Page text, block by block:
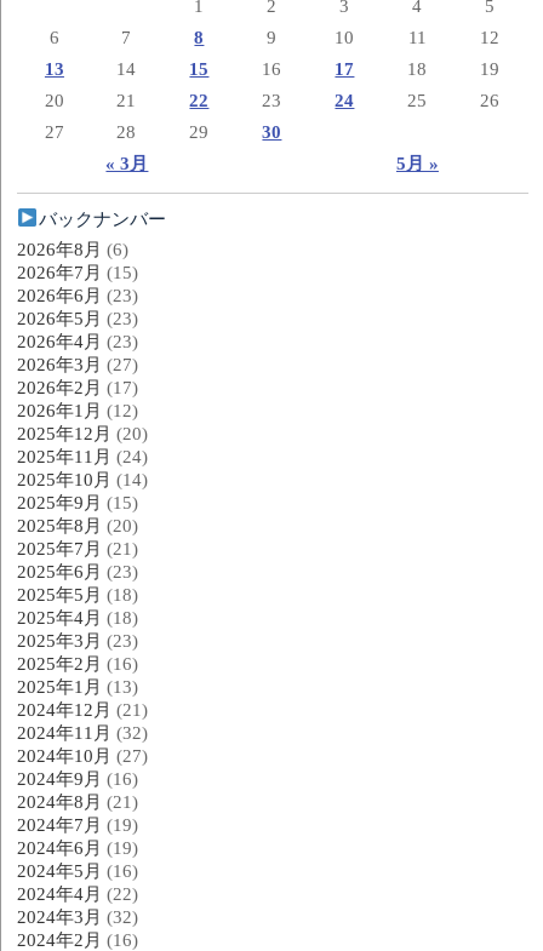
« 3月 5月 »
1 2 3 4
5
6
7 8 9 10 11
12
13
14 15 16 17 18
19
20
21 22 23 24 25
26
27
28 29 30
バックナンバー
2026年8月 (6)
2026年7月 (15)
2026年6月 (23)
2026年5月 (23)
2026年4月 (23)
2026年3月 (27)
2026年2月 (17)
2026年1月 (12)
2025年12月 (20)
2025年11月 (24)
2025年10月 (14)
2025年9月 (15)
2025年8月 (20)
2025年7月 (21)
2025年6月 (23)
2025年5月 (18)
2025年4月 (18)
2025年3月 (23)
2025年2月 (16)
2025年1月 (13)
2024年12月 (21)
2024年11月 (32)
2024年10月 (27)
2024年9月 (16)
2024年8月 (21)
2024年7月 (19)
2024年6月 (19)
2024年5月 (16)
2024年4月 (22)
2024年3月 (32)
2024年2月 (16)